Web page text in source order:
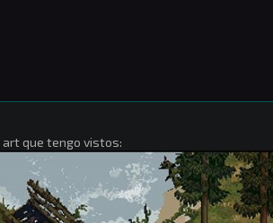
art que tengo vistos: